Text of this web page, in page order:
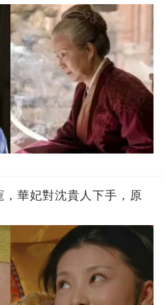
，華妃對沈貴人下手，原